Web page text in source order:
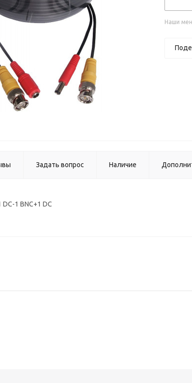
Наши
Задать вопрос Наличие
1 BNC+1 DC